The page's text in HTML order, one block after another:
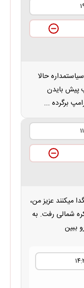
حالا
پیش بایدن
برگرده ...
میکنند عزیز من،
۵۰ سال پیش کره شمالی رفت. به
ببین